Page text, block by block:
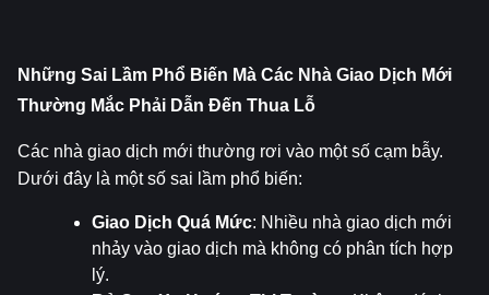
Những Sai Lầm Phổ Biến Mà Các Nhà Giao Dịch Mới
Thường Mắc Phải Dẫn Đến Thua Lỗ
Các nhà giao dịch mới thường rơi vào một số cạm bẫy.
Dưới đây là một số sai lầm phổ biến:
Giao Dịch Quá Mức: Nhiều nhà giao dịch mới
nhảy vào giao dịch mà không có phân tích hợp
lý.